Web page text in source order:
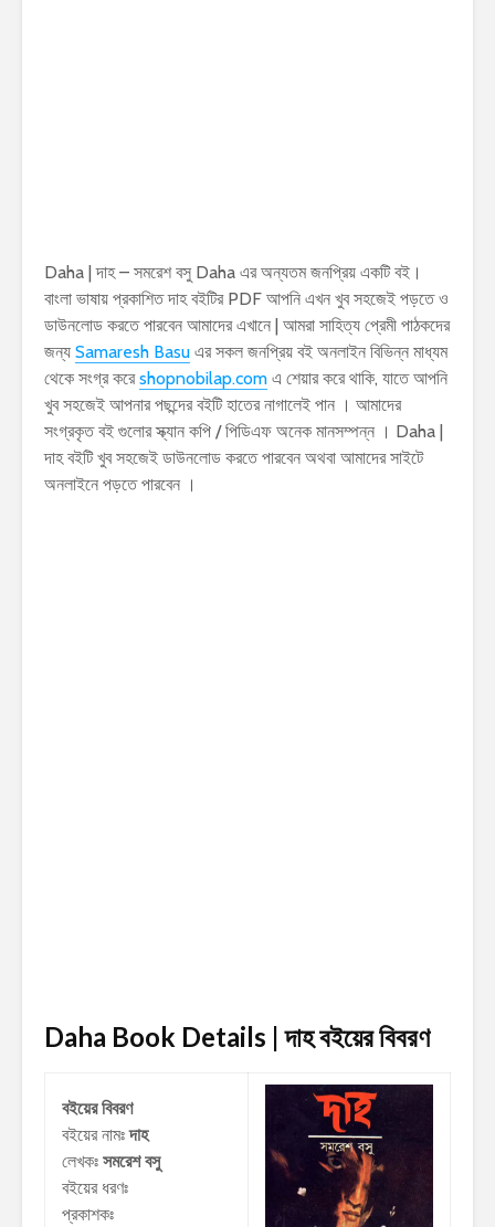
Daha | দাহ – সমরেশ বসু Daha এর অন্যতম জনপ্রিয় একটি বই।
বাংলা ভাষায় প্রকাশিত দাহ বইটির PDF আপনি এখন খুব সহজেই পড়তে ও
ডাউনলোড করতে পারবেন আমাদের এখানে | আমরা সাহিত্য প্রেমী পাঠকদের
জন্য Samaresh Basu এর সকল জনপ্রিয় বই অনলাইন বিভিন্ন মাধ্যম
থেকে সংগ্র করেshopnobilap.com এ শেয়ার করে থাকি, যাতে আপনি
খুব সহজেই আপনার পছন্দের বইটি হাতের নাগালেই পান । আমাদের
সংগ্রকৃত বই গুলোর স্ক্যান কপি / পিডিএফ অনেক মানসম্পন্ন । Daha |
দাহ বইটি খুব সহজেই ডাউনলোড করতে পারবেন অথবা আমাদের সাইটে
অনলাইনে পড়তে পারবেন ।
Daha Book Details | দাহবইয়ের বিবরণ
বইয়ের বিবরণ
বইয়ের নামঃদাহ
লেখকঃ সমরেশ বসু
বইয়ের ধরণঃ
প্রকাশকঃ